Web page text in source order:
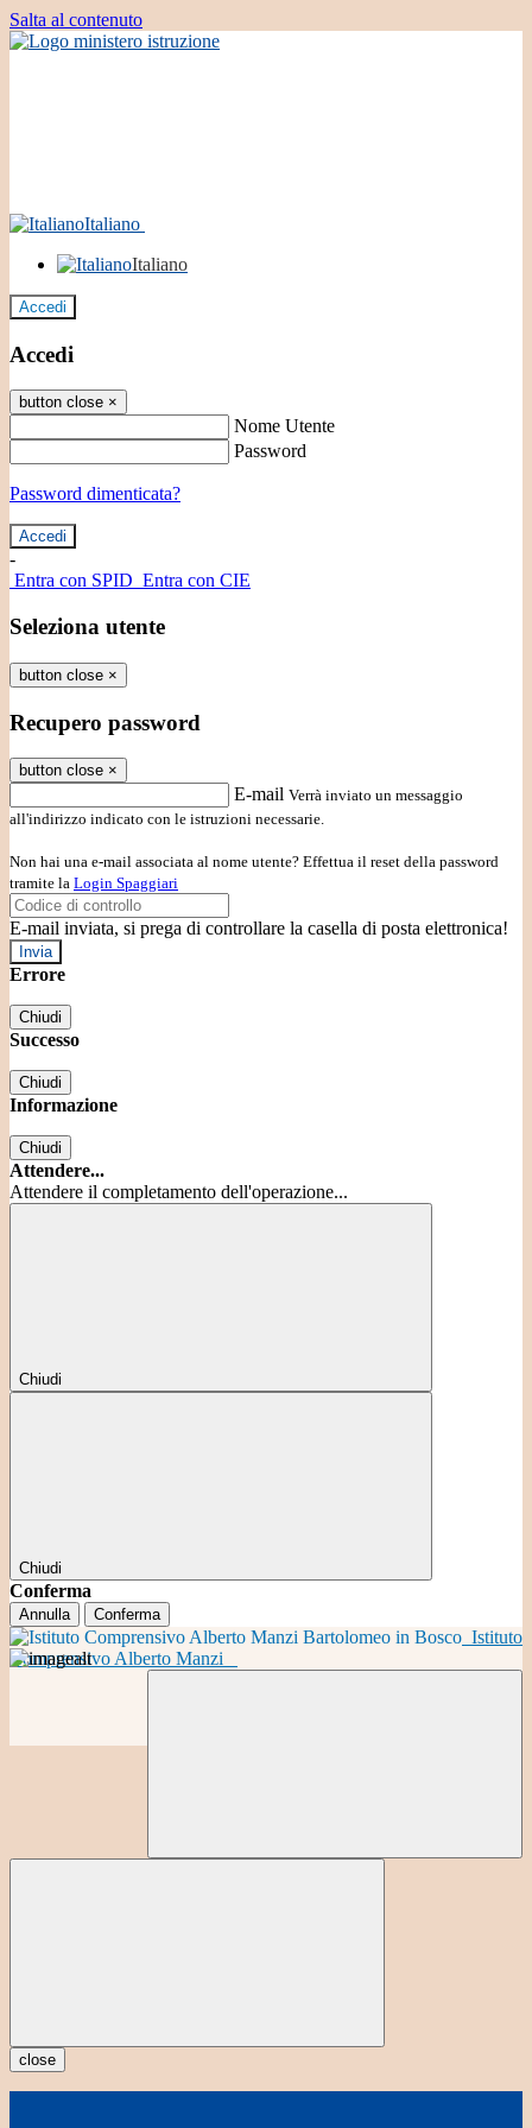
Salta al contenuto
Italiano
Italiano
Accedi
Accedi
button close ×
Nome Utente
Password
Password dimenticata?
-
Entra con SPID Entra con CIE
Seleziona utente
button close ×
Recupero password
button close ×
E-mail Verrà inviato un messaggio
all'indirizzo indicato con le istruzioni necessarie.
Non hai una e-mail associata al nome utente? Effettua il reset della password
tramite la Login Spaggiari
E-mail inviata, si prega di controllare la casella di posta elettronica!
Errore
Chiudi
Successo
Chiudi
Informazione
Chiudi
Attendere...
Attendere il completamento dell'operazione...
Chiudi
Chiudi
Conferma
Annulla Conferma
Istituto
Comprensivo Alberto Manzi
close